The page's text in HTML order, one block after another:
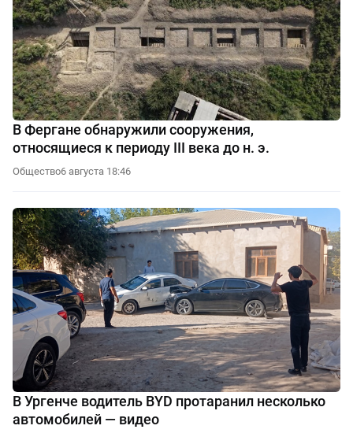
В Фергане обнаружили сооружения,
относящиеся к периоду III века до н. э.
Общество6 августа 18:46
В Ургенче водитель BYD протаранил несколько
автомобилей — видео